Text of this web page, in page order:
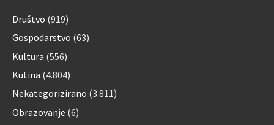
Društvo (919)
Gospodarstvo (63)
Kultura (556)
Kutina (4.804)
Nekategorizirano (3.811)
Obrazovanje (6)